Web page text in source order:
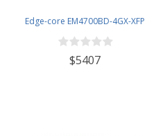
Edge-core EM4700BD-4GX-XFP
$5407